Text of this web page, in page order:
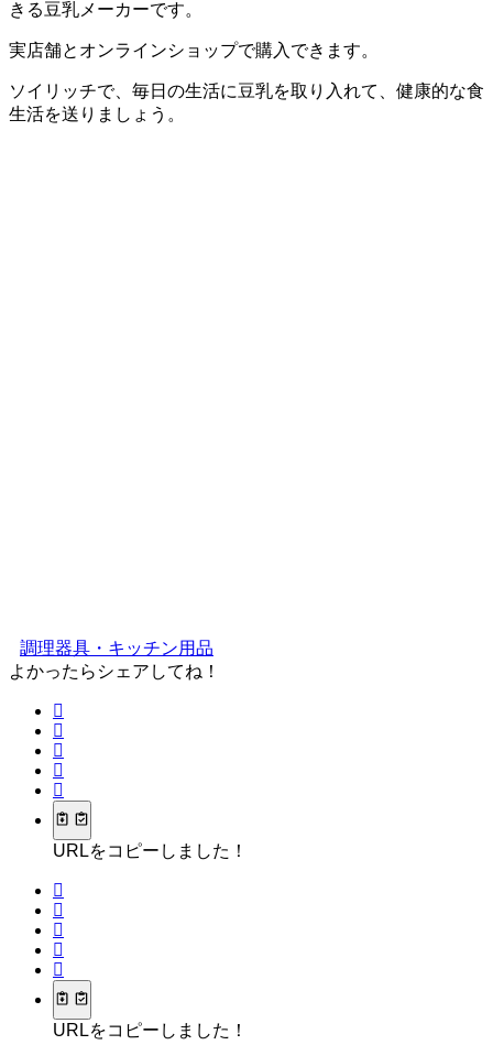
きる豆乳メーカーです。
実店舗とオンラインショップで購入できます。
ソイリッチで、毎日の生活に豆乳を取り入れて、健康的な食
生活を送りましょう。
調理器具・キッチン用品
よかったらシェアしてね！
URLをコピーしました！
URLをコピーしました！